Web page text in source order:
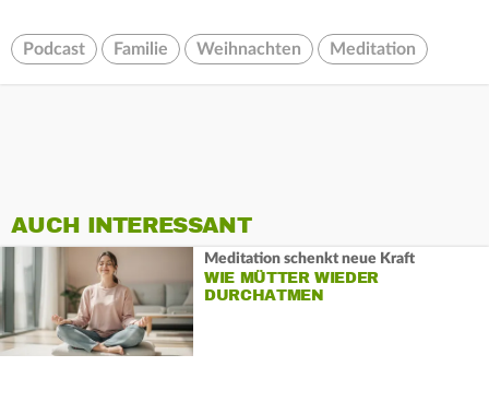
Podcast Familie Weihnachten Meditation
AUCH INTERESSANT
Meditation schenkt neue Kraft
WIE MÜTTER WIEDER
DURCHATMEN